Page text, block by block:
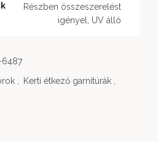
Részben összeszerelést
igényel, UV álló
6487
, Kerti étkező garnitúrák ,